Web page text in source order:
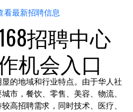
看最新招聘信息
招聘中心
机会入口
的地域和行业特点。由于华人社
市，餐饮、零售、美容、物流、
高招聘需求，同时技术、医疗、